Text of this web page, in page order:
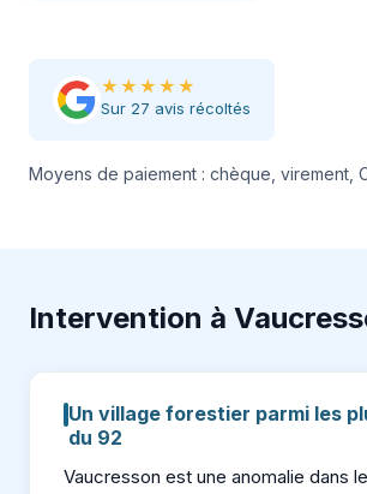
★★★★★
Sur 27 avis récoltés
Moyens de paiement : chèque, virement,
Intervention à
Un village forestier parmi les
du 92
Vaucresson est une anomalie dans